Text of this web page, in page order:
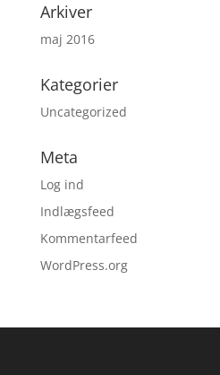
Arkiver
maj 2016
Kategorier
Uncategorized
Meta
Log ind
Indlægsfeed
Kommentarfeed
WordPress.org